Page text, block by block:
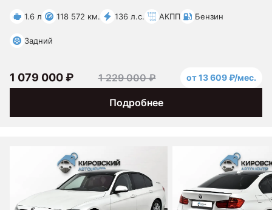
1.6 л 118 572 км. 136 л.с. АКПП Бензин
Задний
Подробнее
1 079 000 ₽ 1 229 000 ₽ от 13 609 ₽/мес.